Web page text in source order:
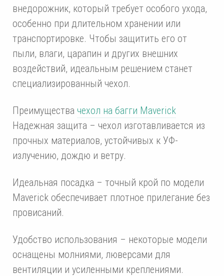
внедорожник, который требует особого ухода,
особенно при длительном хранении или
транспортировке. Чтобы защитить его от
пыли, влаги, царапин и других внешних
воздействий, идеальным решением станет
специализированный чехол.
Преимущества чехол на багги Maverick
Надежная защита – чехол изготавливается из
прочных материалов, устойчивых к УФ-
излучению, дождю и ветру.
Идеальная посадка – точный крой по модели
Maverick обеспечивает плотное прилегание без
провисаний.
Удобство использования – некоторые модели
оснащены молниями, люверсами для
вентиляции и усиленными креплениями.